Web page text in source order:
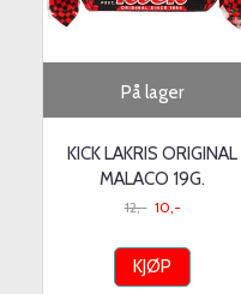
På lager
KICK LAKRIS ORIGINAL
MALACO 19G.
12,- 10,-
KJØP